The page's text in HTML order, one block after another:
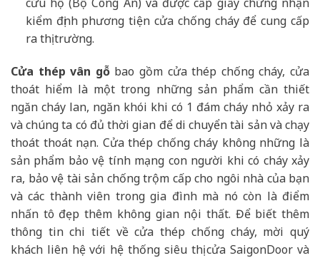
kiểm định phương tiện cửa chống cháy để cung cấp
ra thị trường.
Cửa thép vân gỗbao gồm cửa thép chống cháy, cửa
thoát hiểm là một trong những sản phẩm cần thiết
ngăn cháy lan, ngăn khói khi có 1 đám cháy nhỏ xảy ra
và chúng ta có đủ thời gian để di chuyển tài sản và chạy
thoát thoát nạn. Cửa thép chống cháy không những là
sản phẩm bảo vệ tính mạng con người khi có cháy xảy
ra, bảo vệ tài sản chống trộm cấp cho ngôi nhà của bạn
và các thành viên trong gia đình mà nó còn là điểm
nhấn tô đẹp thêm không gian nội thất. Để biết thêm
thông tin chi tiết về cửa thép chống cháy, mời quý
khách liên hệ với hệ thống siêu thị cửa SaigonDoor và